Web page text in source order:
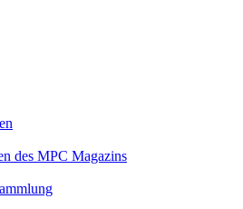
des MPC Magazins